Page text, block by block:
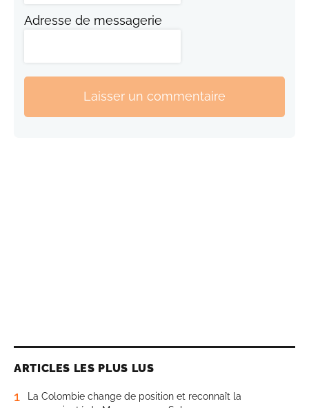
Adresse de messagerie
Laisser un commentaire
ARTICLES LES PLUS LUS
1
La Colombie change de position et reconnaît la